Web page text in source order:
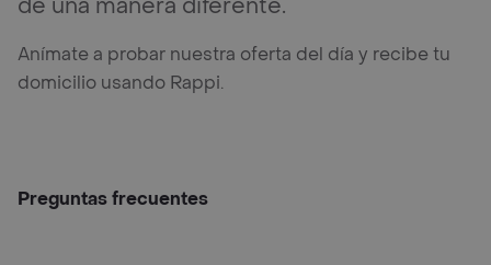
de una manera diferente.
Anímate a probar nuestra oferta del día y recibe tu
domicilio usando Rappi.
Preguntas frecuentes